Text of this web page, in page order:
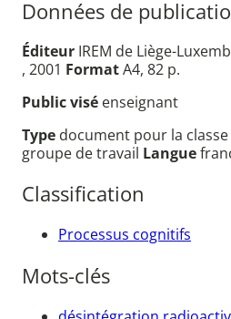
Données de
Éditeur IREM de Liège-
, 2001 FormatA4, 82 p.
Public visé enseignant
Type document pour la
groupe de travail Langue
Classification
Processus cognitifs
Mots-clés